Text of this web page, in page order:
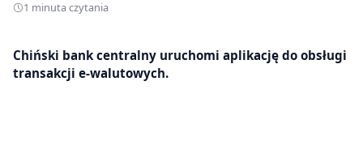
1 minuta czytania
Chiński bank centralny uruchomi aplikację do obsługi
transakcji e-walutowych.